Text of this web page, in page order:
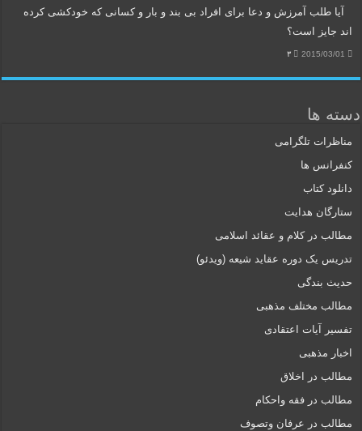
آیا طلب آمرزش و دعا برای افراد بی بند و بار و کسانی که خودکشی کرده
اند جایز است؟
2015/03/01 ۳
دسته ها
مناظرات تلگرامی
کنفرانس ها
دانلود کتاب
ستارگان هدایت
مطالب در کلام و عقائد اسلامی
تدریس یک دوره عقاید شیعه (ویدئو)
حدیث بندگی
مطالب مختلف مذهبی
تفسیر آیات اعتقادی
اخبار مذهبی
مطالب در اخلاق
مطالب در فقه واحکام
مطالب در عرفان وتصوف